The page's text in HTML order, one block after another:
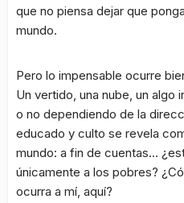
que no piensa dejar que
mundo.
Pero lo impensable ocurre
Un vertido, una nube, un algo
o no dependiendo de la
educado y culto se revela
mundo: a fin de cuentas…
únicamente a los pobres?
ocurra a mí, aquí?